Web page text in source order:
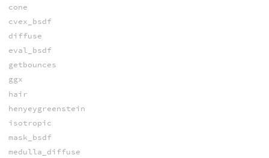
cone
cvex_bsdf
diffuse
eval_bsdf
getbounces
ggx
hair
henyeygreenstein
isotropic
mask_bsdf
medulla_diffuse